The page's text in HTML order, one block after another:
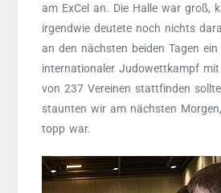
am ExCel an. Die Halle war groß,
irgendwie deutete noch nichts
an den nächsten beiden Tagen
internationaler Judowettkampf
von 237 Vereinen stattfinden
staunten wir am nächsten
topp war.